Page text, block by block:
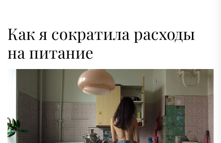
Как я сократила расходы
на питание